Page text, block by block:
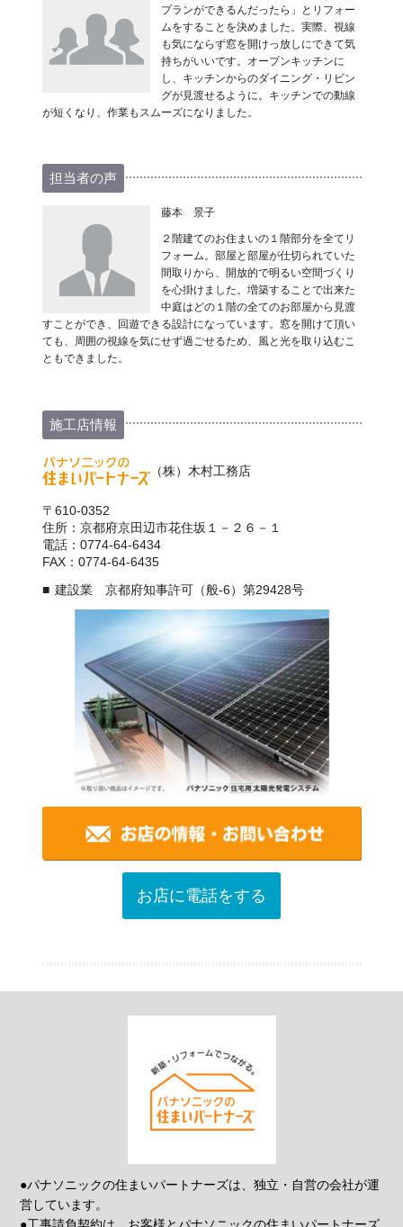
プランができるんだったら」とリフォー
ムをすることを決めました。実際、視線
も気にならず窓を開けっ放しにできて気
持ちがいいです。オープンキッチンに
し、キッチンからのダイニング・リビン
グが見渡せるように。キッチンでの動線
が短くなり、作業もスムーズになりました。
担当者の声
藤本 景子
２階建てのお住まいの１階部分を全てリ
フォーム。部屋と部屋が仕切られていた
間取りから、開放的で明るい空間づくり
を心掛けました。増築することで出来た
中庭はどの１階の全てのお部屋から見渡
すことができ、回遊できる設計になっています。窓を開けて頂い
ても、周囲の視線を気にせず過ごせるため、風と光を取り込むこ
ともできました。
施工店情報
（株）木村工務店
〒610-0352
住所：京都府京田辺市花住坂１－２６－１
電話：0774-64-6434
FAX：0774-64-6435
建設業 京都府知事許可（般-6）第29428号
お店に電話をする
●パナソニックの住まいパートナーズは、独立・自営の会社が運
営しています。
●工事請負契約は、お客様とパナソニックの住まいパートナーズ